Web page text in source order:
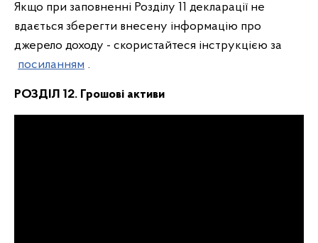
Якщо при заповненні Розділу 11 декларації не
вдається зберегти внесену інформацію про
джерело доходу - скористайтеся інструкцією за
посиланням .
РОЗДІЛ 12. Грошові активи